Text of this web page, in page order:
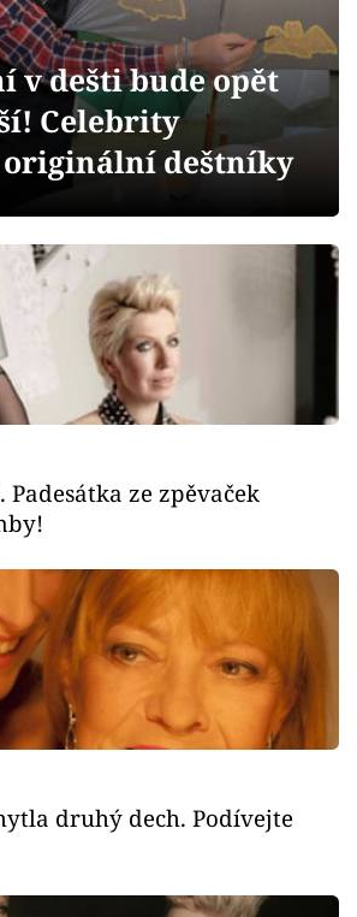
v dešti bude opět
Celebrity
deštníky
ze zpěvaček
druhý dech. Podívejte